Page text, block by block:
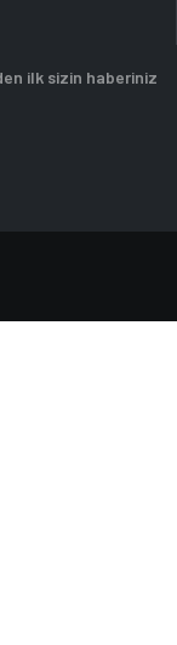
ilk sizin haberiniz